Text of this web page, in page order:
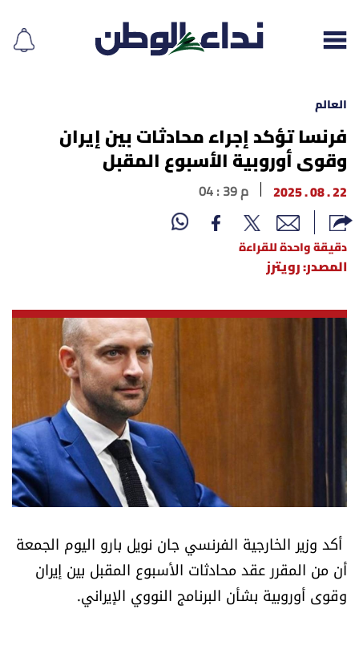
إقرأ الجريدة
لبنان
الغلاف
خاص الموقع
كتّابنا
تحت المجهر
العالم
فرنسا تؤكد إجراء محادثات بين إيران
وقوى أوروبية الأسبوع المقبل
22 . 08 . 2025 04 : 39 م
دقيقة واحدة للقراءة
المصدر: رويترز
أكد وزير الخارجية الفرنسي جان نويل بارو اليوم الجمعة
أن من المقرر عقد محادثات الأسبوع المقبل بين إيران
وقوى أوروبية بشأن البرنامج النووي الإيراني.